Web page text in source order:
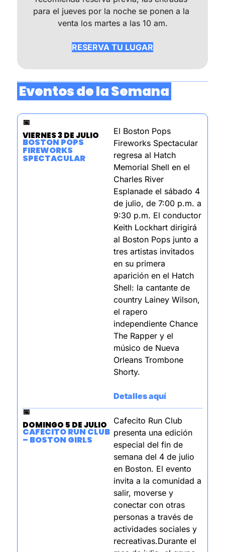
para el jueves por la noche se ponen a la
venta los martes a las 10 am.
RESERVA TU LUGAR
Eventos de la Semana
📅
VIERNES 3 DE JULIO
BOSTON POPS
FIREWORKS
SPECTACULAR
El Boston Pops
Fireworks Spectacular
regresa al Hatch
Memorial Shell en el
Charles River
Esplanade el sábado 4
de julio, de 7:00 p.m. a
9:30 p.m. El conductor
Keith Lockhart dirigirá
al Boston Pops junto a
tres artistas invitados
en su primera
aparición en el Hatch
Shell: la cantante de
country Lainey Wilson,
el rapero
independiente Chance
The Rapper y el
músico de Nueva
Orleans Trombone
Shorty.
Detalles aquí
📅
DOMINGO 5 DE JULIO
CAFECITO RUN CLUB
– BOSTON GIRLS
Cafecito Run Club
presenta una edición
especial del fin de
semana del 4 de julio
en Boston. El evento
invita a la comunidad a
salir, moverse y
conectar con otras
personas a través de
actividades sociales y
recreativas.Durante el